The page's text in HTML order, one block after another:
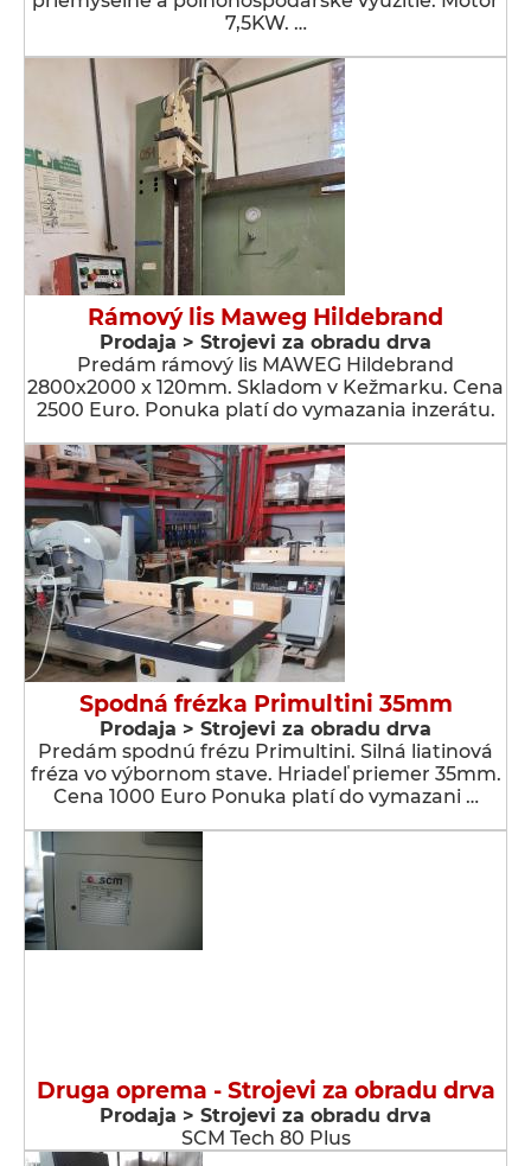
7,5KW. …
Rámový lis Maweg Hildebrand
Prodaja > Strojevi za obradu drva
Predám rámový lis MAWEG Hildebrand
2800x2000 x 120mm. Skladom v Kežmarku. Cena
2500 Euro. Ponuka platí do vymazania inzerátu.
Spodná frézka Primultini 35mm
Prodaja > Strojevi za obradu drva
Predám spodnú frézu Primultini. Silná liatinová
fréza vo výbornom stave. Hriadeľ priemer 35mm.
Cena 1000 Euro Ponuka platí do vymazani …
Druga oprema - Strojevi za obradu drva
Prodaja > Strojevi za obradu drva
SCM Tech 80 Plus